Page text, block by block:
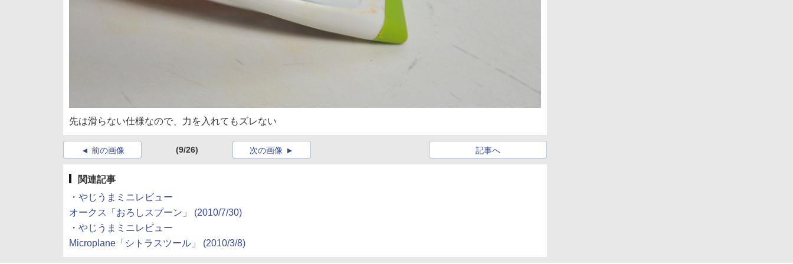
先は滑らない仕様なので、力を入れてもズレない
前の画像 (9/26) 記事へ
次の画像
関連記事
・ やじうまミニレビュー
オークス「おろしスプーン」 (2010/7/30)
・ やじうまミニレビュー
Microplane「シトラスツール」 (2010/3/8)